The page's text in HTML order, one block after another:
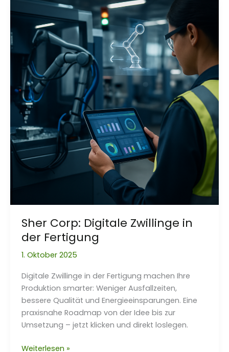
Qualitätssicherung
Sher Corp: Digitale Zwillinge in
der Fertigung
1. Oktober 2025
Digitale Zwillinge in der Fertigung machen Ihre
Produktion smarter: Weniger Ausfallzeiten,
bessere Qualität und Energieeinsparungen. Eine
praxisnahe Roadmap von der Idee bis zur
Umsetzung – jetzt klicken und direkt loslegen.
Sher
Weiterlesen »